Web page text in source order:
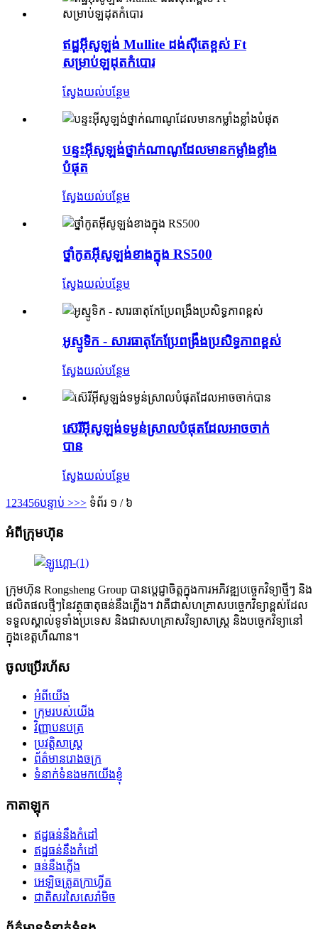
ឥដ្ឋអ៊ីសូឡង់ Mullite ដង់ស៊ីតេខ្ពស់ Ft
សម្រាប់ឡដុតកំបោរ
ស្វែងយល់បន្ថែម
បន្ទះអ៊ីសូឡង់ថ្នាក់ណាណូដែលមានកម្លាំងខ្លាំង
បំផុត
ស្វែងយល់បន្ថែម
ថ្នាំកូតអ៊ីសូឡង់ខាងក្នុង RS500
ស្វែងយល់បន្ថែម
អូស្មូទិក - សារធាតុកែប្រែពង្រឹងប្រសិទ្ធភាពខ្ពស់
ស្វែងយល់បន្ថែម
ស៊េរីអ៊ីសូឡង់ទម្ងន់ស្រាលបំផុតដែលអាចចាក់
បាន
ស្វែងយល់បន្ថែម
1 23456បន្ទាប់ >>> ទំព័រ ១ / ៦
អំពីក្រុមហ៊ុន
ក្រុមហ៊ុន Rongsheng Group បានប្តេជ្ញាចិត្តក្នុងការអភិវឌ្ឍបច្ចេកវិទ្យាថ្មីៗ និង
ផលិតផលថ្មីៗនៃវត្ថុធាតុធន់នឹងភ្លើង។ វាគឺជាសហគ្រាសបច្ចេកវិទ្យាខ្ពស់ដែល
ទទួលស្គាល់ទូទាំងប្រទេស និងជាសហគ្រាសវិទ្យាសាស្ត្រ និងបច្ចេកវិទ្យានៅ
ក្នុងខេត្តហឺណាន។
ចូលប្រើរហ័ស
អំពីយើង
ក្រុមរបស់យើង
វិញ្ញាបនបត្រ
ប្រវត្តិសាស្ត្រ
ព័ត៌មានរោងចក្រ
ទំនាក់ទំនងមកយើងខ្ញុំ
កាតាឡុក
ឥដ្ឋធន់នឹងកំដៅ
ឥដ្ឋធន់នឹងកំដៅ
ធន់នឹងភ្លើង
អេឡិចត្រូតក្រាហ្វីត
ជាតិសរសៃសេរ៉ាមិច